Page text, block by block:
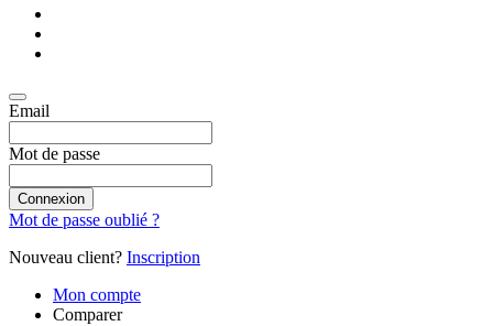
Email
Mot de passe
Connexion
Mot de passe oublié ?
Nouveau client? Inscription
Mon compte
Comparer